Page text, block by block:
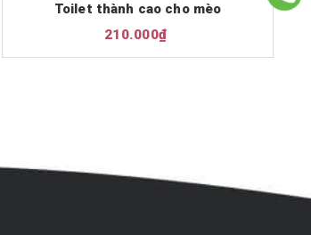
Toilet thành cao cho mèo
210.000₫